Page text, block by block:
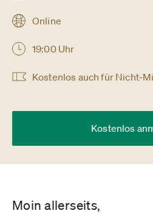
Online
19:00 Uhr
Kostenlos auch für Nicht-
Kostenlos
Moin allerseits,